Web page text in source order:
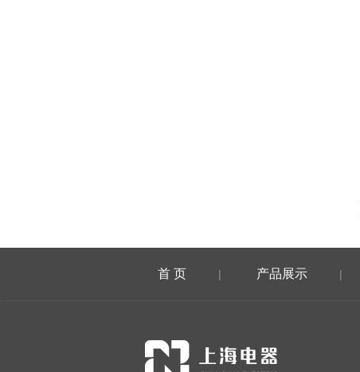
首 页 | 产品展示 |